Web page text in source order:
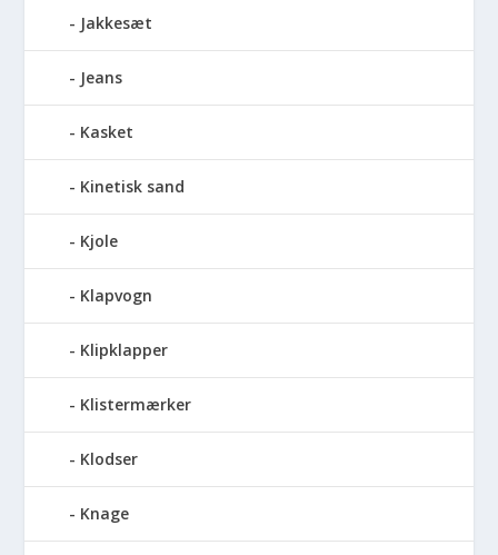
Jakkesæt
Jeans
Kasket
Kinetisk sand
Kjole
Klapvogn
Klipklapper
Klistermærker
Klodser
Knage